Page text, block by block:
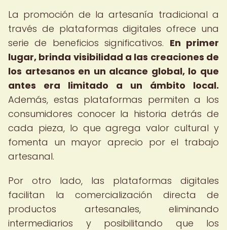
La promoción de la artesanía tradicional a
través de plataformas digitales ofrece una
serie de beneficios significativos. En primer
lugar, brinda visibilidad a las creaciones de
los artesanos en un alcance global, lo que
antes era limitado a un ámbito local.
Además, estas plataformas permiten a los
consumidores conocer la historia detrás de
cada pieza, lo que agrega valor cultural y
fomenta un mayor aprecio por el trabajo
artesanal.
Por otro lado, las plataformas digitales
facilitan la comercialización directa de
productos artesanales, eliminando
intermediarios y posibilitando que los